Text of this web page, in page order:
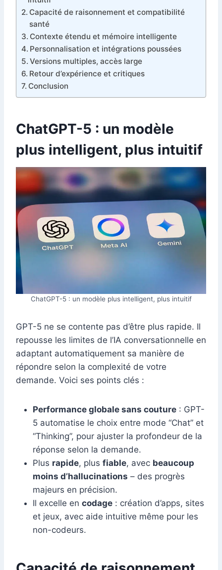
Capacité de raisonnement et compatibilité
santé
Contexte étendu et mémoire intelligente
Personnalisation et intégrations poussées
Versions multiples, accès large
Retour d’expérience et critiques
Conclusion
ChatGPT-5 : un modèle
plus intelligent, plus intuitif
ChatGPT-5 : un modèle plus intelligent, plus intuitif
GPT-5 ne se contente pas d’être plus rapide. Il
repousse les limites de l’IA conversationnelle en
adaptant automatiquement sa manière de
répondre selon la complexité de votre
demande. Voici ses points clés :
Performance globale sans couture : GPT-
5 automatise le choix entre mode “Chat” et
“Thinking”, pour ajuster la profondeur de la
réponse selon la demande.
Plus rapide, plus fiable, avec beaucoup
moins d’hallucinations – des progrès
majeurs en précision.
Il excelle en codage : création d’apps, sites
et jeux, avec aide intuitive même pour les
non-codeurs.